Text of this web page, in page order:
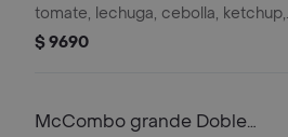
tomate, lechuga, cebolla, ketchup,
mostaza y mayonesa. Acompañado
$ 9690
McCombo grande Doble